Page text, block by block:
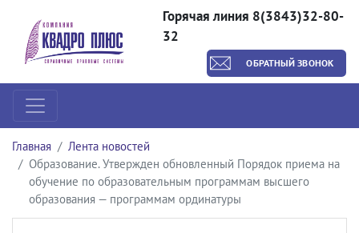
Горячая линия 8(3843)32-80-
32
ОБРАТНЫЙ ЗВОНОК
Главная
Лента новостей
Образование. Утвержден обновленный Порядок приема на
обучение по образовательным программам высшего
образования — программам ординатуры